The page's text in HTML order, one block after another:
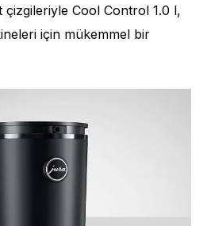
çizgileriyle Cool Control 1.0 l,
için mükemmel bir